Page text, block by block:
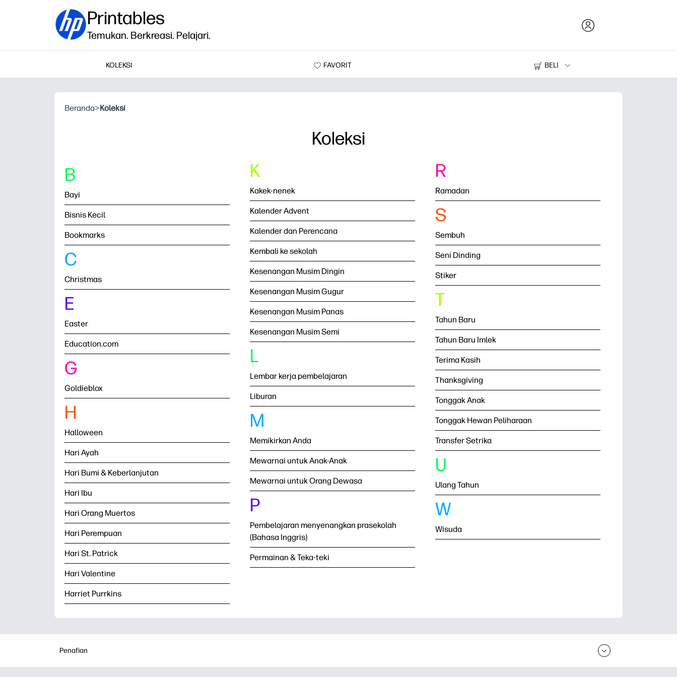
Printables
Temukan. Berkreasi. Pelajari.
KOLEKSI FAVORIT
BELI
Printer
Beranda>Koleksi
Koleksi
B
Bayi
Bisnis Kecil
Bookmarks
C
Christmas
E
Easter
Education.com
G
Goldieblox
H
Halloween
Hari Ayah
Hari Bumi & Keberlanjutan
Hari Ibu
Hari Orang Muertos
Hari Perempuan
Hari St. Patrick
Hari Valentine
Harriet Purrkins
K
Kakek-nenek
Kalender Advent
Kalender dan Perencana
Kembali ke sekolah
Kesenangan Musim Dingin
Kesenangan Musim Gugur
Kesenangan Musim Panas
Kesenangan Musim Semi
L
Lembar kerja pembelajaran
Liburan
M
Memikirkan Anda
Mewarnai untuk Anak-Anak
Mewarnai untuk Orang Dewasa
P
Pembelajaran menyenangkan prasekolah
(Bahasa Inggris)
Permainan & Teka-teki
R
Ramadan
S
Sembuh
Seni Dinding
Stiker
T
Tahun Baru
Tahun Baru Imlek
Terima Kasih
Thanksgiving
Tonggak Anak
Tonggak Hewan Peliharaan
Transfer Setrika
U
Ulang Tahun
W
Wisuda
Penafian